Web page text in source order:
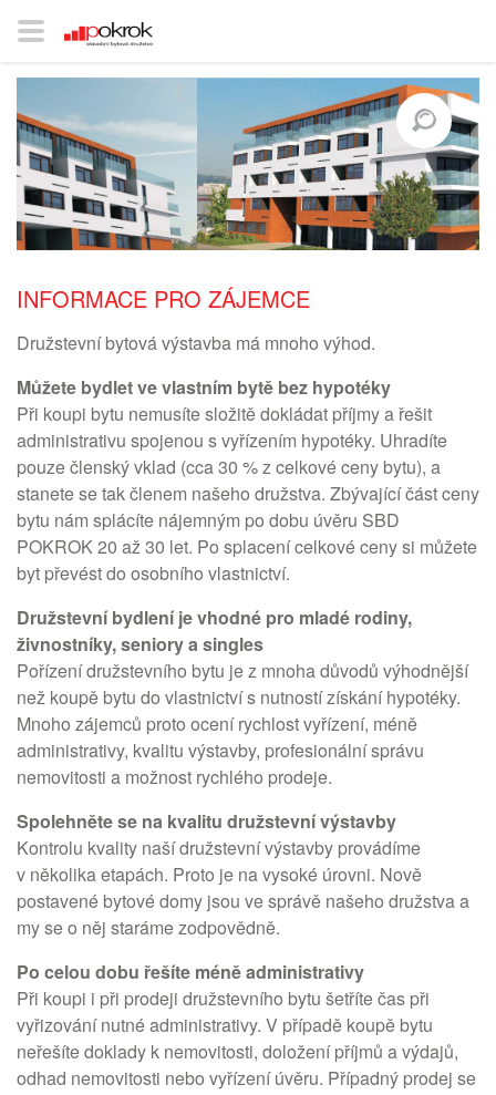
INFORMACE PRO ZÁJEMCE
Družstevní bytová výstavba má mnoho výhod.
Můžete bydlet ve vlastním bytě bez hypotéky
Při koupi bytu nemusíte složitě dokládat příjmy a řešit
administrativu spojenou s vyřízením hypotéky. Uhradíte
pouze členský vklad (cca 30 % z celkové ceny bytu), a
stanete se tak členem našeho družstva. Zbývající část ceny
bytu nám splácíte nájemným po dobu úvěru SBD
POKROK 20 až 30 let. Po splacení celkové ceny si můžete
byt převést do osobního vlastnictví.
Družstevní bydlení je vhodné pro mladé rodiny,
živnostníky, seniory a singles
Pořízení družstevního bytu je z mnoha důvodů výhodnější
než koupě bytu do vlastnictví s nutností získání hypotéky.
Mnoho zájemců proto ocení rychlost vyřízení, méně
administrativy, kvalitu výstavby, profesionální správu
nemovitosti a možnost rychlého prodeje.
Spolehněte se na kvalitu družstevní výstavby
Kontrolu kvality naší družstevní výstavby provádíme
v několika etapách. Proto je na vysoké úrovni. Nově
postavené bytové domy jsou ve správě našeho družstva a
my se o něj staráme zodpovědně.
Po celou dobu řešíte méně administrativy
Při koupi i při prodeji družstevního bytu šetříte čas při
vyřizování nutné administrativy. V případě koupě bytu
neřešíte doklady k nemovitosti, doložení příjmů a výdajů,
odhad nemovitosti nebo vyřízení úvěru. Případný prodej se